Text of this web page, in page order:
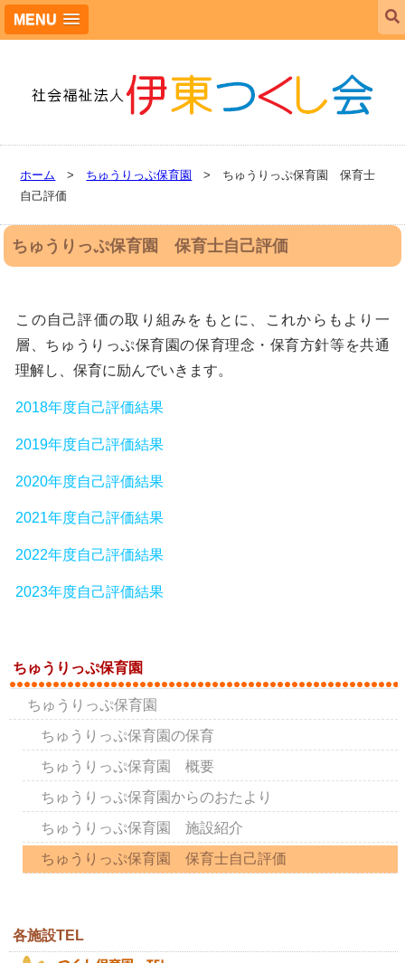
MENU
ホーム > ちゅうりっぷ保育園 > ちゅうりっぷ保育園 保育士
自己評価
ちゅうりっぷ保育園 保育士自己評価
この自己評価の取り組みをもとに、これからもより一
層、ちゅうりっぷ保育園の保育理念・保育方針等を共通
理解し、保育に励んでいきます。
2018年度自己評価結果
2019年度自己評価結果
2020年度自己評価結果
2021年度自己評価結果
2022年度自己評価結果
2023年度自己評価結果
ちゅうりっぷ保育園
ちゅうりっぷ保育園
ちゅうりっぷ保育園の保育
ちゅうりっぷ保育園 概要
ちゅうりっぷ保育園からのおたより
ちゅうりっぷ保育園 施設紹介
ちゅうりっぷ保育園 保育士自己評価
各施設TEL